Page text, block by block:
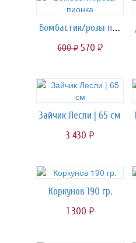
Бомбастик/розы пионка
600руб. 570 руб.
Зайчик Лесли | 65 см
3 430 руб.
Коркунов 190 гр.
1 300 руб.